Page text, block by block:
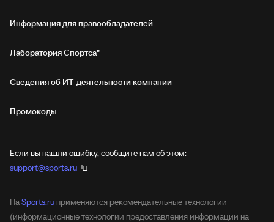
Информация для правообладателей
Лаборатория Спортса"
Сведения об ИТ‑деятельности компании
Промокоды
Если вы нашли ошибку, сообщите нам об этом:
support@sports.ru
НаSports.ru применяются рекомендательные технологии
(информационные технологии предоставления информации на